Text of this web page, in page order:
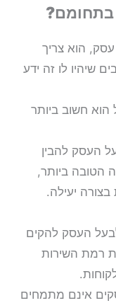
בתחומם?
הוא צריך
שיהיו לו זה ידע
חשוב ביותר
העסק להבין
הטובה ביותר,
יעילה.
העסק להקים
רמת השירות
אינם מתמחים